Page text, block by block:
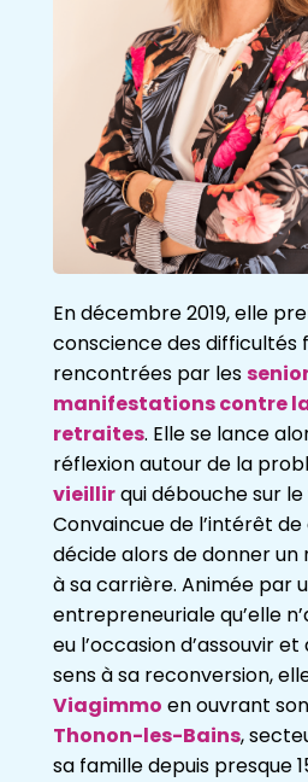
En décembre 2019, elle
conscience des difficultés
rencontrées par les
manifestations contre
retraites. Elle se lance
réflexion autour de la
vieillirqui débouche sur le
Convaincue de l’intérêt
décide alors de donner
à sa carrière. Animée par
entrepreneuriale qu’elle
eu l’occasion d’assouvir
sens à sa reconversion,
Viagimmo en ouvrant
Thonon-les-Bains,
sa famille depuis presque